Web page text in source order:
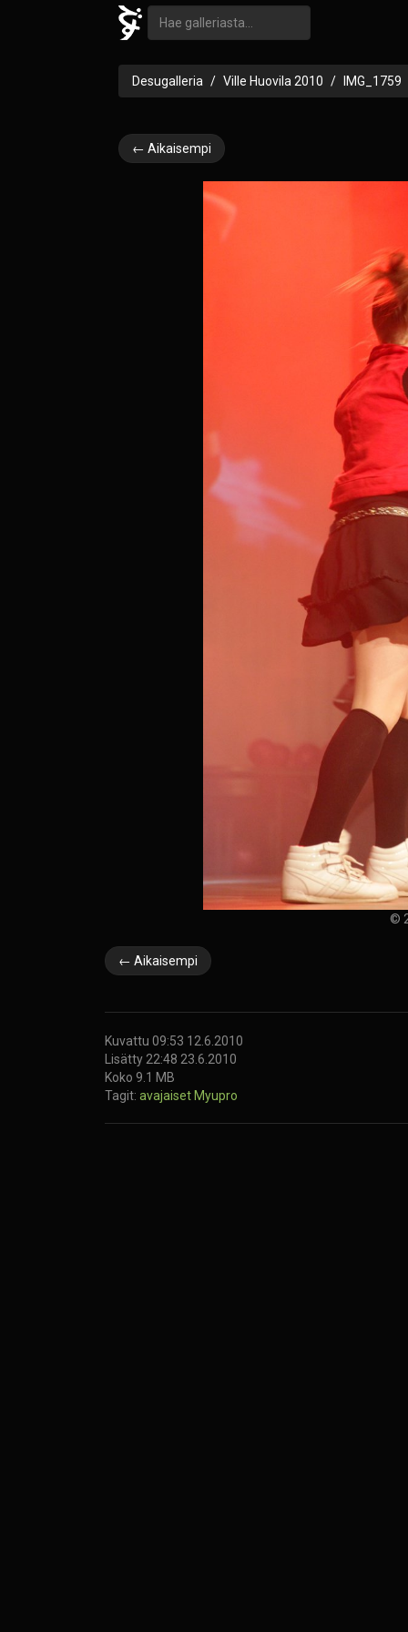
Desugalleria Ville Huovila 2010 IMG_1759
← Aikaisempi
©
← Aikaisempi
Kuvattu 09:53 12.6.2010
Lisätty 22:48 23.6.2010
Koko 9.1 MB
Tagit: avajaiset Myupro